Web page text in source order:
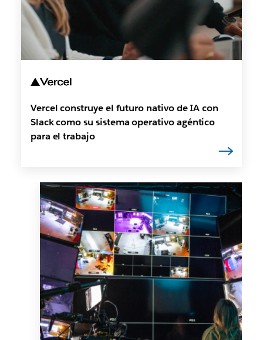
Vercel construye el futuro nativo de IA con
Slack como su sistema operativo agéntico
para el trabajo